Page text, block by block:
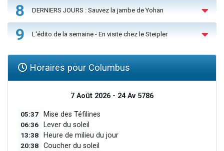
8 DERNIERS JOURS : Sauvez la jambe de Yohan
9 L'édito de la semaine - En visite chez le Steipler
Horaires pour Columbus
7 Août 2026 - 24 Av 5786
05:37 Mise des Téfilines
06:36 Lever du soleil
13:38 Heure de milieu du jour
20:38 Coucher du soleil